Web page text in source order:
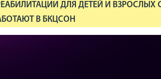
ДЛЯ ДЕТЕЙ И ВЗРОСЛЫХ
В БКЦСОН